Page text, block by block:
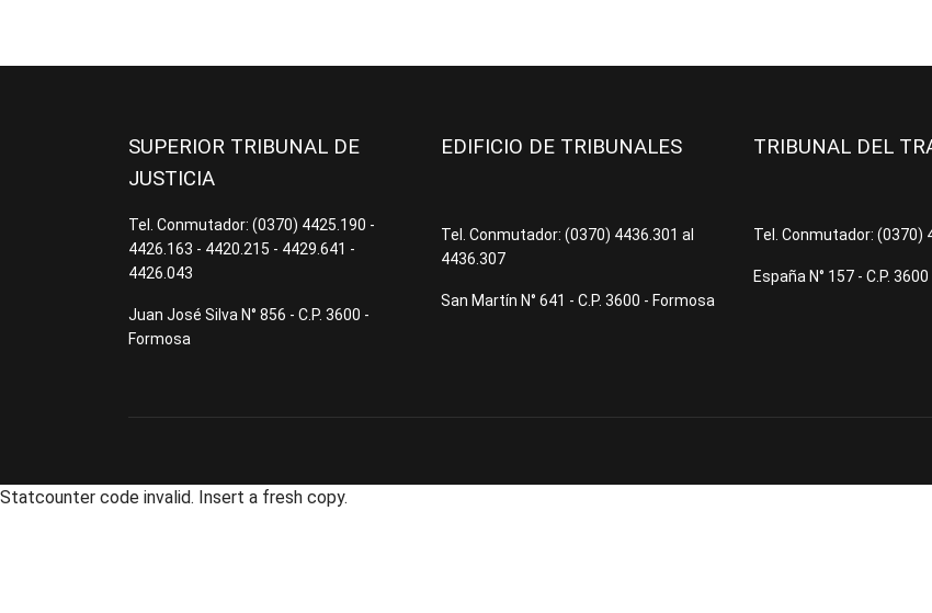
SUPERIOR TRIBUNAL DE
JUSTICIA
Tel. Conmutador: (0370) 4425.190 -
4426.163 - 4420.215 - 4429.641 -
4426.043
Juan José Silva N° 856 - C.P. 3600 -
Formosa
EDIFICIO DE TRIBUNALES
Tel. Conmutador: (0370) 4436.301 al
4436.307
San Martín N° 641 - C.P. 3600 - Formosa
TRIBUNAL DEL
Tel. Conmutador: (0370)
España N° 157 - C.P.
Statcounter code invalid. Insert a fresh copy.